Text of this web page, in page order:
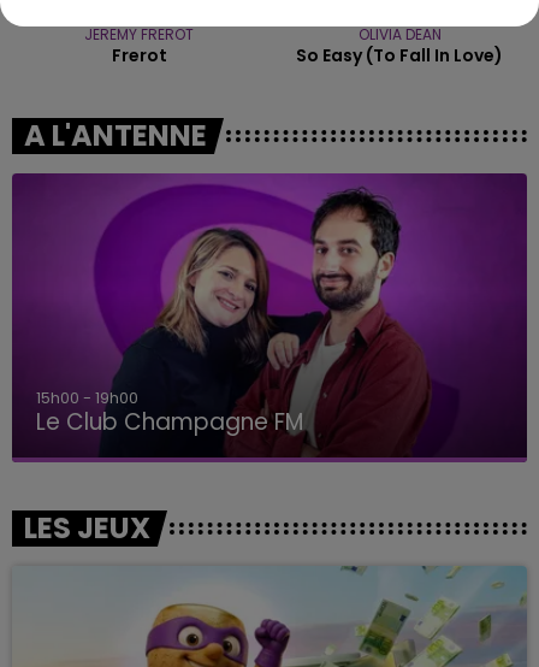
JEREMY FREROT
Frerot
OLIVIA DEAN
So Easy (to Fall In Love)
A L'ANTENNE
19h00 - 19h15
LA POP MACHINE - CHAMPAGNE FM
LES JEUX